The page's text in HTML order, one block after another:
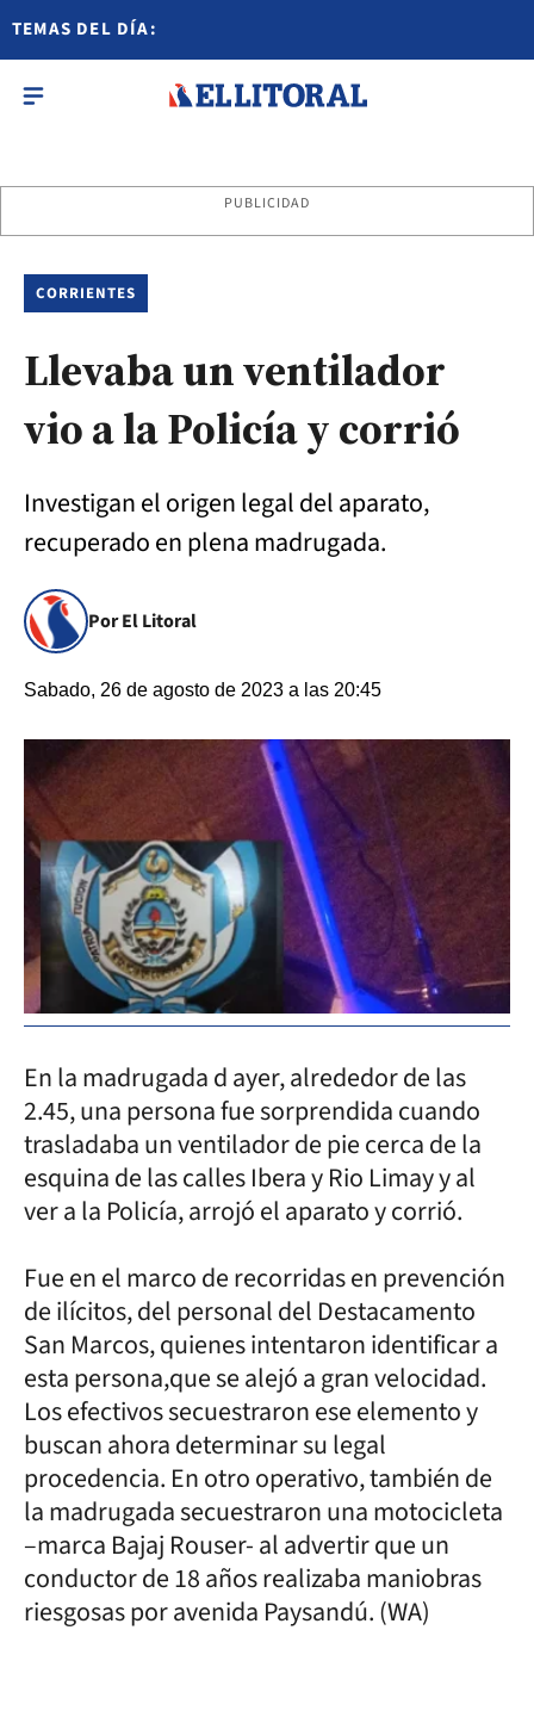
TEMAS DEL DÍA:
PUBLICIDAD
CORRIENTES
Llevaba un ventilador
vio a la Policía y corrió
Investigan el origen legal del aparato,
recuperado en plena madrugada.
Por El Litoral
Sabado, 26 de agosto de 2023 a las 20:45
En la madrugada d ayer, alrededor de las
2.45, una persona fue sorprendida cuando
trasladaba un ventilador de pie cerca de la
esquina de las calles Ibera y Rio Limay y al
ver a la Policía, arrojó el aparato y corrió.
Fue en el marco de recorridas en prevención
de ilícitos, del personal del Destacamento
San Marcos, quienes intentaron identificar a
esta persona,que se alejó a gran velocidad.
Los efectivos secuestraron ese elemento y
buscan ahora determinar su legal
procedencia. En otro operativo, también de
la madrugada secuestraron una motocicleta
–marca Bajaj Rouser- al advertir que un
conductor de 18 años realizaba maniobras
riesgosas por avenida Paysandú. (WA)